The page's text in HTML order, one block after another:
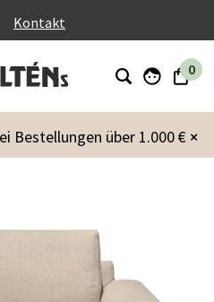
Kontakt
0
×
Bestellungen über 1.000 €
Sessel Ease Sessel Leche